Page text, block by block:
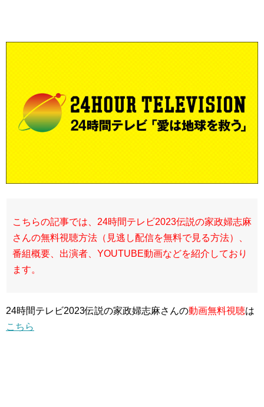
こちらの記事では、24時間テレビ2023伝説の家政婦志麻
さんの無料視聴方法（見逃し配信を無料で見る方法）、
番組概要、出演者、YOUTUBE動画などを紹介しており
ます。
24時間テレビ2023伝説の家政婦志麻さんの動画無料視聴は
こちら